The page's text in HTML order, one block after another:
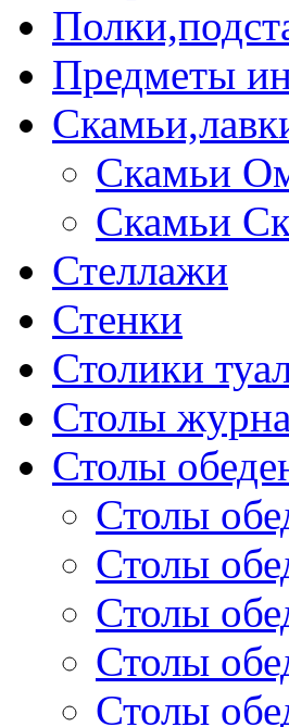
Предметы
Скамьи
Скамьи
Стеллажи
Стенки
Столики
Столы
Столы
Столы
Столы
Столы
Столы
Столы